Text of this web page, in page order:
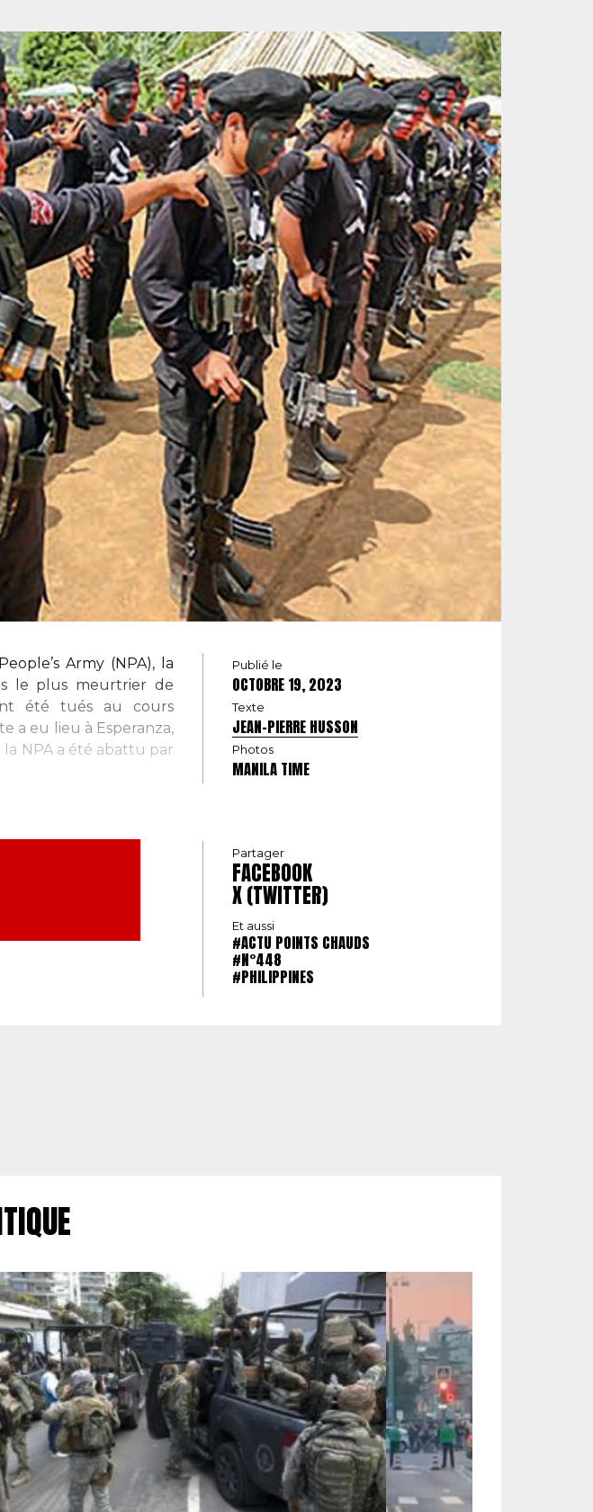
Army (NPA), la
le plus meurtrier de
été tués au cours
a eu lieu à Esperanza,
NPA a été abattu par
Publié le
OCTOBRE 19, 2023
Texte
JEAN-PIERRE HUSSON
Photos
MANILA TIME
Partager
FACEBOOK
X (TWITTER)
Et aussi
#ACTU POINTS CHAUDS
#N°448
#PHILIPPINES